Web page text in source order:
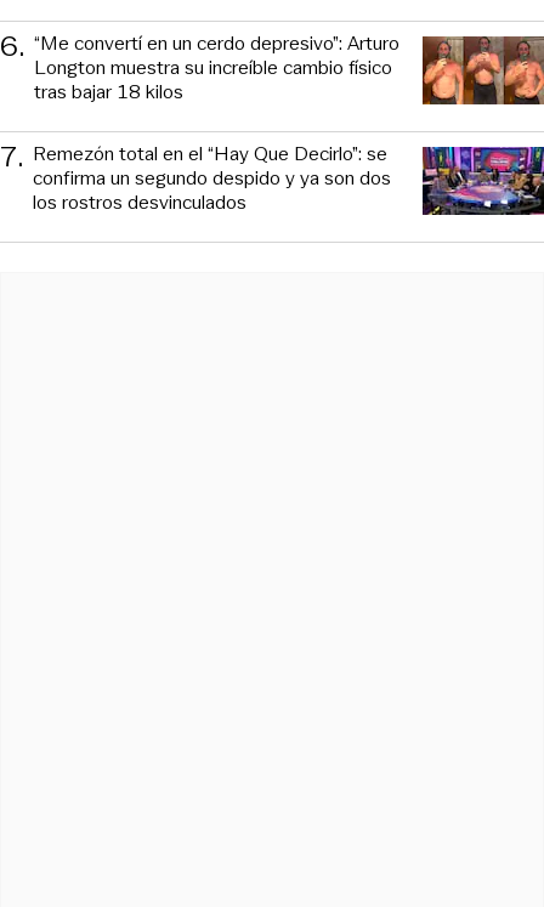
6. “Me convertí en un cerdo depresivo”: Arturo
Longton muestra su increíble cambio físico
tras bajar 18 kilos
7. Remezón total en el “Hay Que Decirlo”: se
confirma un segundo despido y ya son dos
los rostros desvinculados